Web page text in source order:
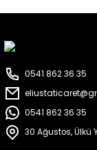
0541 862 36 35
0541 862 36 35
30 Ağustos, Ülkü